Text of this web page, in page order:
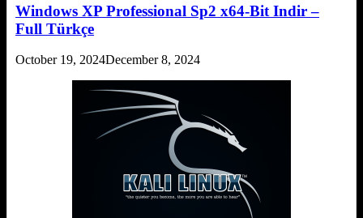
Windows XP Professional Sp2 x64-Bit Indir –
Full Türkçe
October 19, 2024December 8, 2024